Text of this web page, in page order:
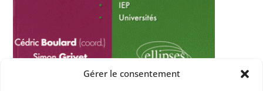
Gérer le consentement